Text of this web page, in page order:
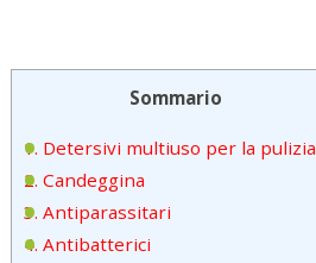
Sommario
1. Detersivi multiuso per la pulizia
2. Candeggina
3. Antiparassitari
4. Antibatterici